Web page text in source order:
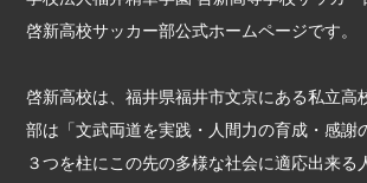
啓新高校サッカー部公式ホームページです。
啓新高校は、福井県福井市文京にある私立高
部は「文武両道を実践・人間力の育成・感謝
３つを柱にこの先の多様な社会に適応出来る